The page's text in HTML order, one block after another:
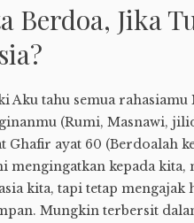
Berdoa, Jika
Aku tahu semua rahasiamu
(Rumi, Masnawi,
ayat 60 (Berdoalah
mengingatkan kepada kita,
kita, tapi tetap
Mungkin terbersit